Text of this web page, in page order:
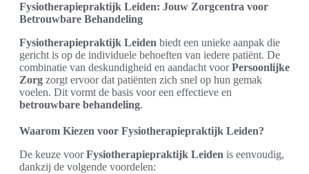
Fysiotherapiepraktijk Leiden: Jouw Zorgcentra voor
Betrouwbare Behandeling
Fysiotherapiepraktijk Leiden biedt een unieke aanpak die
gericht is op de individuele behoeften van iedere patiënt. De
combinatie van deskundigheid en aandacht voorPersoonlijke
Zorg zorgt ervoor dat patiënten zich snel op hun gemak
voelen. Dit vormt de basis voor een effectieve en
betrouwbare behandeling.
Waarom Kiezen voor Fysiotherapiepraktijk Leiden?
De keuze voorFysiotherapiepraktijk Leiden is eenvoudig,
dankzij de volgende voordelen: